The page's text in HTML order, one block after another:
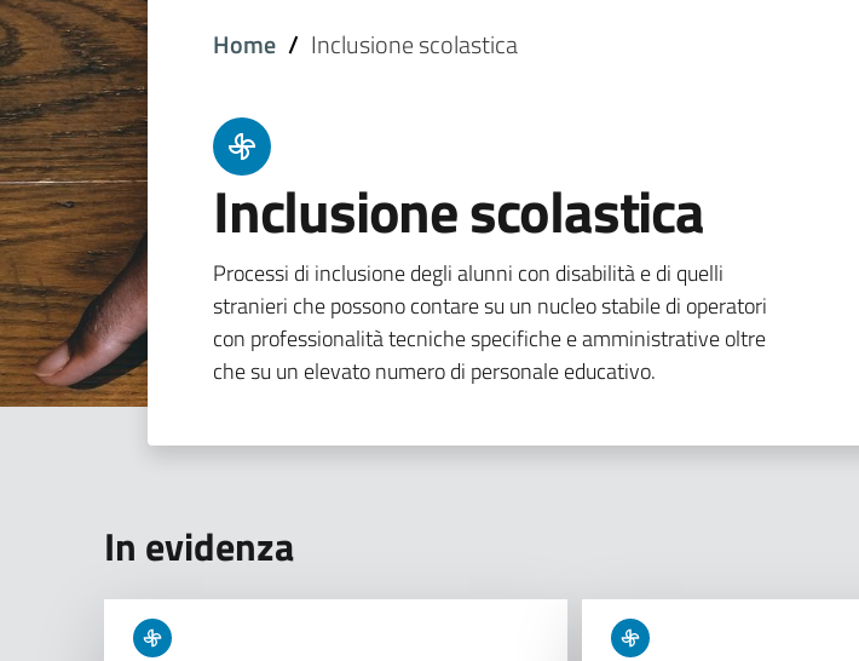
Home Inclusione scolastica
Inclusione scolastica
Processi di inclusione degli alunni con disabilità e di quelli
stranieri che possono contare su un nucleo stabile di operatori
con professionalità tecniche specifiche e amministrative oltre
che su un elevato numero di personale educativo.
In evidenza